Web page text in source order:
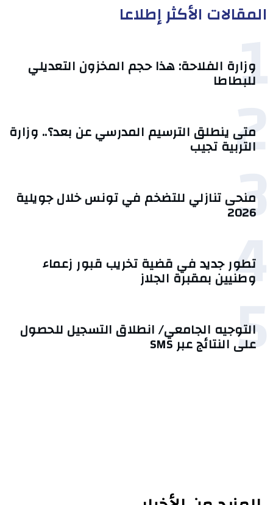
المقالات الأكثر إطلاعا
1
وزارة الفلاحة: هذا حجم المخزون التعديلي
للبطاطا
2
متى ينطلق الترسيم المدرسي عن بعد؟.. وزارة
التربية تجيب
3 منحى تنازلي ‎للتضخم في تونس خلال جويلية
2026‎
4
تطور جديد في قضية تخريب قبور زعماء
وطنيين بمقبرة الجلاز
5
التوجيه الجامعي/ انطلاق التسجيل للحصول
على النتائج عبر SMS